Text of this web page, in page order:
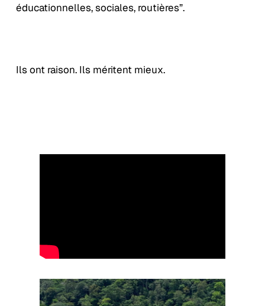
éducationnelles, sociales, routières”.
Ils ont raison. Ils méritent mieux.